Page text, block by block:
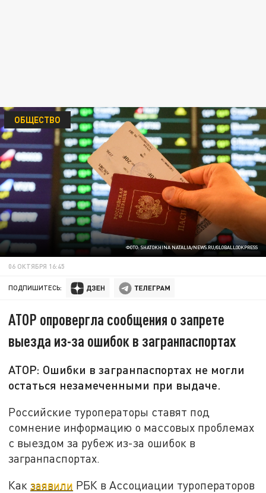
ФОТО: SHATOKHINA NATALIA/NEWS.RU/GLOBALLOOKPRESS
ОБЩЕСТВО
06 ОКТЯБРЯ 16:45
ПОДПИШИТЕСЬ:
АТОР опровергла сообщения о запрете
выезда из-за ошибок в загранпаспортах
АТОР: Ошибки в загранпаспортах не могли
остаться незамеченными при выдаче.
Российские туроператоры ставят под
сомнение информацию о массовых проблемах
с выездом за рубеж из-за ошибок в
загранпаспортах.
Какзаявили РБК в Ассоциации туроператоров